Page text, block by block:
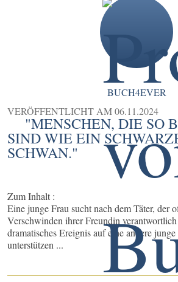
BUCH4EVER
VERÖFFENTLICHT AM06.11.2024
"MENSCHEN, DIE SO
SIND WIE EIN
SCHWAN."
Zum Inhalt :
Eine junge Frau sucht nach dem Täter, der
Verschwinden ihrer Freundin
dramatisches Ereignis auf eine andere
unterstützen ...